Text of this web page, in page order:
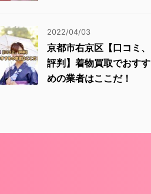
2022/04/03
京都市右京区【口コミ、
評判】着物買取でおすす
めの業者はここだ！